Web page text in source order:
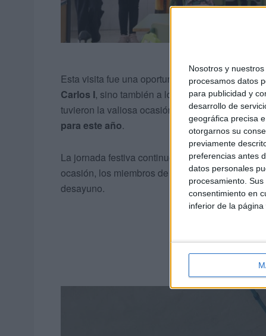
Nosotros y nuestros
procesamos datos
para publicidad y
desarrollo de
geográfica precisa
otorgarnos su
previamente
preferencias antes
datos personales
procesamiento.
consentimiento en
inferior de la página
Esta visita fue una oportunidad significativa
Carlos I, sino también a los delRamón y Cajal
tuvieron la valiosa ocasión de entregar sus
para este año.
La jornada festiva continuó tras la recepción
ocasión, los miembros de la Asociación de
desayuno.